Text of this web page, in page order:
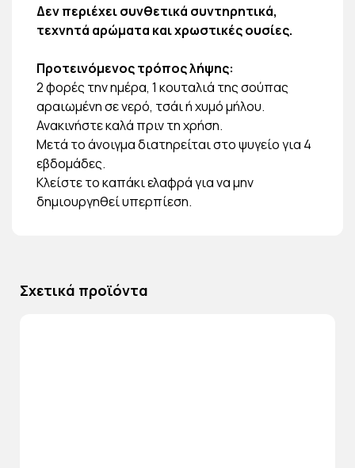
Δεν περιέχει συνθετικά συντηρητικά,
τεχνητά αρώματα και χρωστικές ουσίες.
Προτεινόμενος τρόπος λήψης:
2 φορές την ημέρα, 1 κουταλιά της σούπας
αραιωμένη σε νερό, τσάι ή χυμό μήλου.
Ανακινήστε καλά πριν τη χρήση.
Μετά το άνοιγμα διατηρείται στο ψυγείο για 4
εβδομάδες.
Κλείστε το καπάκι ελαφρά για να μην
δημιουργηθεί υπερπίεση.
Σχετικά προϊόντα